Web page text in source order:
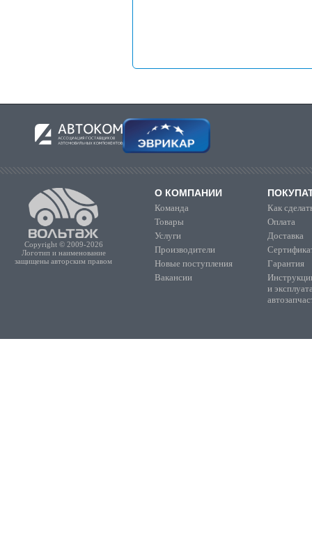
Copyright © 2009-2026
Логотип и наименование
защищены авторским правом
О КОМПАНИИ
Команда
Товары
Услуги
Производители
Новые поступления
Вакансии
Как
Оплата
Доставка
Гарантия
и